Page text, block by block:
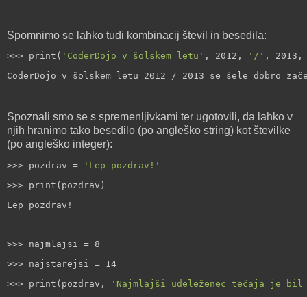
Spomnimo se lahko tudi kombinacij števil in besedila:
>>> print( 'CoderDojo v šolskem letu' , 2012, '/' ,
CoderDojo v šolskem letu 2012 / 2013 se šele dobro
Spoznali smo se s spremenljivkami ter ugotovili, da lahko v
njih hranimo tako besedilo (po angleško string) kot številke
(po angleško integer):
>>> pozdrav =
'Lep pozdrav!'
>>> print(pozdrav)
Lep pozdrav!
>>> najmlajsi = 8
>>> najstarejsi = 14
>>> print(pozdrav,
'Najmlajši udeleženec tečaja je